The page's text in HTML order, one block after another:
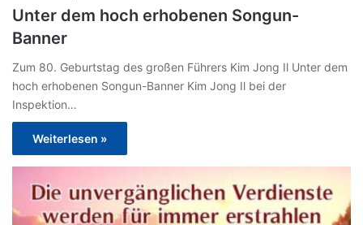
Unter dem hoch erhobenen Songun-
Banner
Zum 80. Geburtstag des großen Führers Kim Jong Il Unter dem
hoch erhobenen Songun-Banner Kim Jong Il bei der
Inspektion…
Weiterlesen »